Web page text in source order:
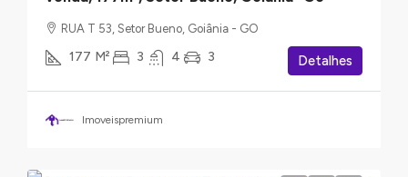
RUA T 53, Setor Bueno, Goiânia - GO
177 M² 3 4 3 Detalhes
Imoveispremium